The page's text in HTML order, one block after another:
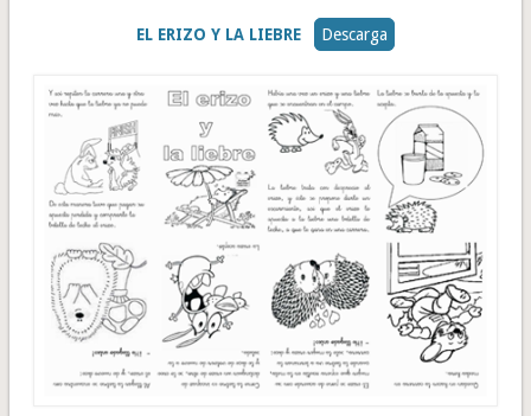
EL ERIZO Y LA LIEBRE Descarga